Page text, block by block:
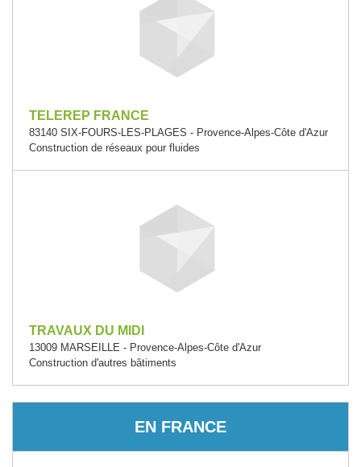
TELEREP FRANCE
83140 SIX-FOURS-LES-PLAGES - Provence-Alpes-Côte d'Azur
Construction de réseaux pour fluides
TRAVAUX DU MIDI
13009 MARSEILLE - Provence-Alpes-Côte d'Azur
Construction d'autres bâtiments
EN FRANCE